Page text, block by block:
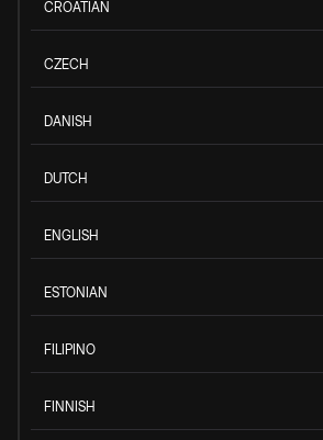
CROATIAN
CZECH
DANISH
DUTCH
ENGLISH
ESTONIAN
FILIPINO
FINNISH